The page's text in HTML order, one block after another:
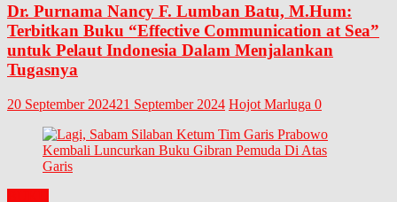
Dr. Purnama Nancy F. Lumban Batu, M.Hum:
Terbitkan Buku “Effective Communication at Sea”
untuk Pelaut Indonesia Dalam Menjalankan
Tugasnya
20 September 202421 September 2024 Hojot Marluga 0